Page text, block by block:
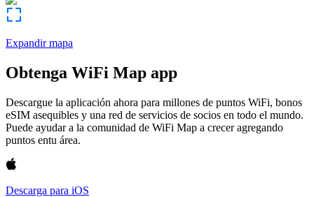
Expandir mapa
Obtenga WiFi Map app
Descargue la aplicación ahora para millones de puntos WiFi, bonos
eSIM asequibles y una red de servicios de socios en todo el mundo.
Puede ayudar a la comunidad de WiFi Map a crecer agregando
puntos entu área.
Descarga para iOS